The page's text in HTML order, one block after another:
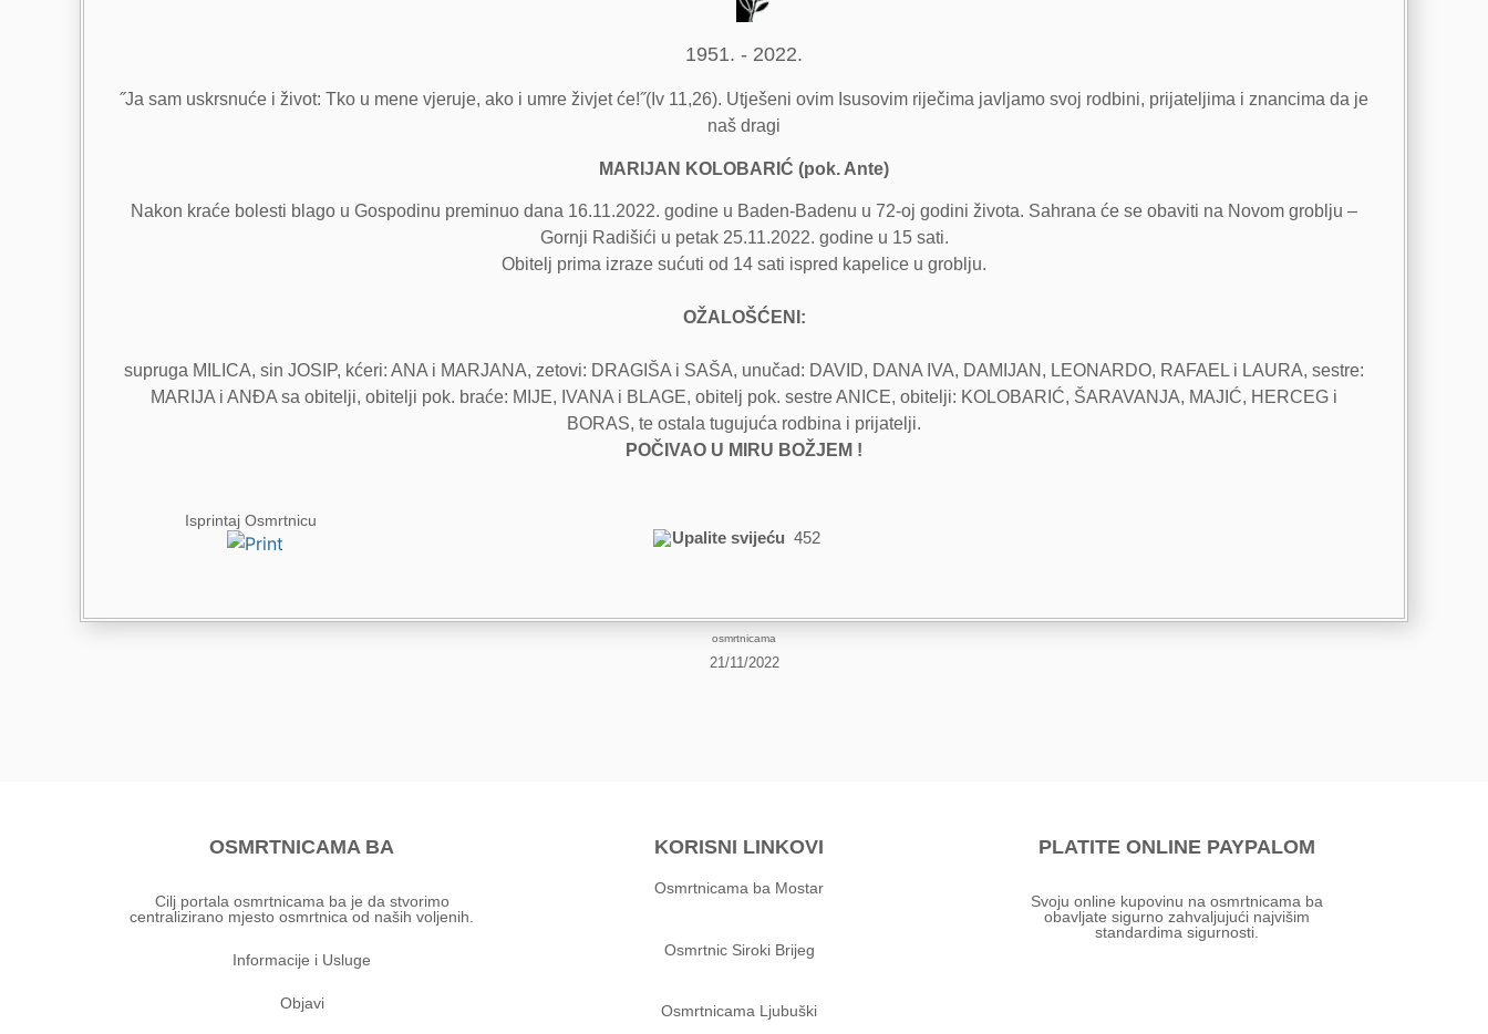
1951. - 2022.
˝Ja sam uskrsnuće i život: Tko u mene vjeruje, ako i umre živjet će!˝(Iv 11,26). Utješeni ovim Isusovim riječima javljamo svoj rodbini, prijateljima i znancima da je
naš dragi
MARIJAN KOLOBARIĆ (pok. Ante)
Nakon kraće bolesti blago u Gospodinu preminuo dana 16.11.2022. godine u Baden-Badenu u 72-oj godini života. Sahrana će se obaviti na Novom groblju –
Gornji Radišići u petak 25.11.2022. godine u 15 sati.
Obitelj prima izraze sućuti od 14 sati ispred kapelice u groblju.
OŽALOŠĆENI:
supruga MILICA, sin JOSIP, kćeri: ANA i MARJANA, zetovi: DRAGIŠA i SAŠA, unučad: DAVID, DANA IVA, DAMIJAN, LEONARDO, RAFAEL i LAURA, sestre:
MARIJA i ANĐA sa obitelji, obitelji pok. braće: MIJE, IVANA i BLAGE, obitelj pok. sestre ANICE, obitelji: KOLOBARIĆ, ŠARAVANJA, MAJIĆ, HERCEG i
BORAS, te ostala tugujuća rodbina i prijatelji.
POČIVAO U MIRU BOŽJEM !
Isprintaj Osmrtnicu
Upalite svijeću 452
osmrtnicama
21/11/2022
OSMRTNICAMA BA
Cilj portala osmrtnicama ba je da stvorimo
centralizirano mjesto osmrtnica od naših voljenih.
Informacije i Usluge
Objavi
KORISNI LINKOVI
Osmrtnicama ba Mostar
Osmrtnic Siroki Brijeg
Osmrtnicama Ljubuški
PLATITE ONLINE PAYPALOM
Svoju online kupovinu na osmrtnicama ba
obavljate sigurno zahvaljujući najvišim
standardima sigurnosti.